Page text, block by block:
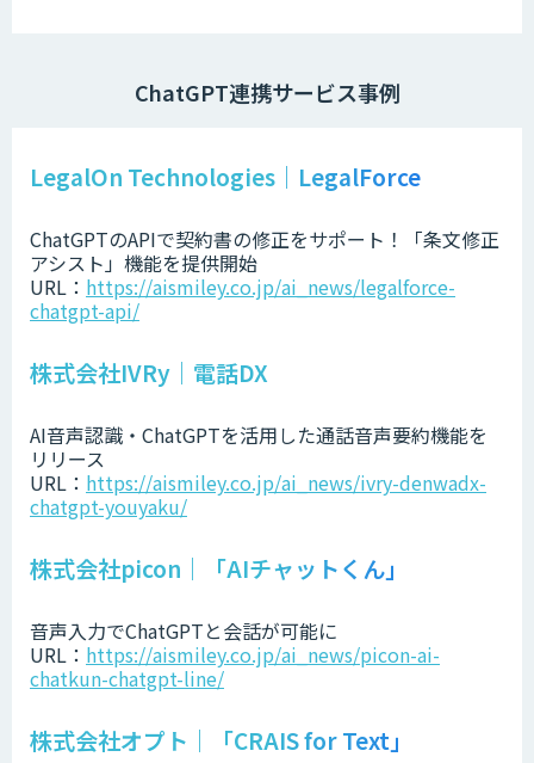
ChatGPT連携サービス事例
LegalOn Technologies｜LegalForce
ChatGPTのAPIで契約書の修正をサポート！「条文修正
アシスト」機能を提供開始
URL： https://aismiley.co.jp/ai_news/legalforce-
chatgpt-api/
株式会社IVRy｜電話DX
AI音声認識・ChatGPTを活用した通話音声要約機能を
リリース
URL： https://aismiley.co.jp/ai_news/ivry-denwadx-
chatgpt-youyaku/
株式会社picon｜「AIチャットくん」
音声入力でChatGPTと会話が可能に
URL： https://aismiley.co.jp/ai_news/picon-ai-
chatkun-chatgpt-line/
株式会社オプト｜「CRAIS for Text」